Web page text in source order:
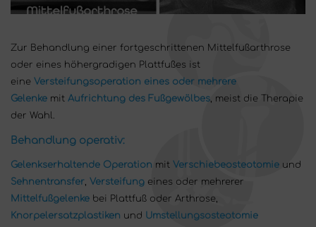
Zur Behandlung einer fortgeschrittenen Mittelfußarthrose
oder eines höhergradigen Plattfußes ist
eine Versteifungsoperation eines oder mehrere
Gelenke mit Aufrichtung des Fußgewölbes, meist die Therapie
der Wahl.
Behandlung operativ:
Gelenkserhaltende Operation mit Verschiebeosteotomie und
Sehnentransfer, Versteifung eines oder mehrerer
Mittelfußgelenke bei Plattfuß oder Arthrose,
Knorpelersatzplastiken und Umstellungsosteotomie